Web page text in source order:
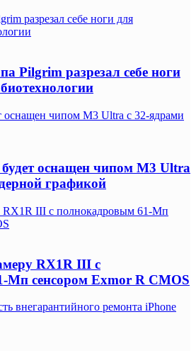
разрезал себе ноги для
Pilgrim разрезал себе ноги
оснащен чипом M3 Ultra с 32-ядрами
оснащен чипом M3 Ultra
графикой
RX1R III с полнокадровым 61-Мп
RX1R III с
Мп сенсором Exmor R CMOS
внегарантийного ремонта iPhone